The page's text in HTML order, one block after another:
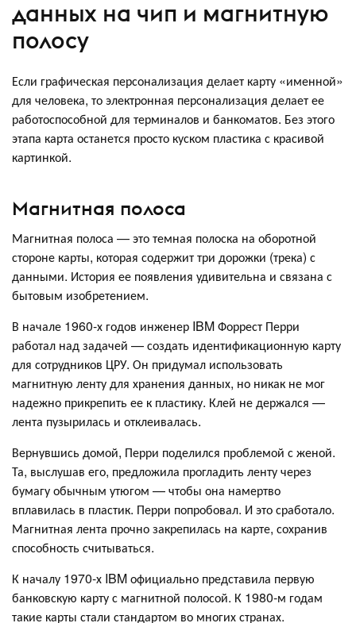
данных на чип и магнитную
полосу
Если графическая персонализация делает карту «именной»
для человека, то электронная персонализация делает ее
работоспособной для терминалов и банкоматов. Без этого
этапа карта останется просто куском пластика с красивой
картинкой.
Магнитная полоса
Магнитная полоса — это темная полоска на оборотной
стороне карты, которая содержит три дорожки (трека) с
данными. История ее появления удивительна и связана с
бытовым изобретением.
В начале 1960-х годов инженер IBM Форрест Перри
работал над задачей — создать идентификационную карту
для сотрудников ЦРУ. Он придумал использовать
магнитную ленту для хранения данных, но никак не мог
надежно прикрепить ее к пластику. Клей не держался —
лента пузырилась и отклеивалась.
Вернувшись домой, Перри поделился проблемой с женой.
Та, выслушав его, предложила прогладить ленту через
бумагу обычным утюгом — чтобы она намертво
вплавилась в пластик. Перри попробовал. И это сработало.
Магнитная лента прочно закрепилась на карте, сохранив
способность считываться.
К началу 1970-х IBM официально представила первую
банковскую карту с магнитной полосой. К 1980-м годам
такие карты стали стандартом во многих странах.